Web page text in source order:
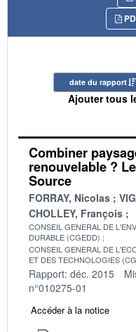
date du rapport
Ajouter tous
Combiner
renouvelable ?
Source
FORRAY, Nicolas
CHOLLEY, François
CONSEIL GENERAL DE
DURABLE (CGEDD)
CONSEIL GENERAL DE
ET DES TECHNOLOGIES
Rapport: déc. 2015
n°010275-01
Accéder à la notice